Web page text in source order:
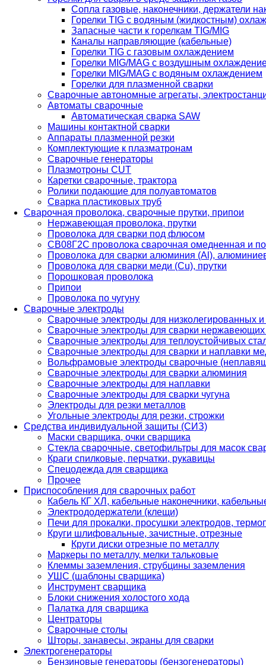
Сопла газовые, наконечники, держатели
Горелки TIG с водяным (жидкостным)
Запасные части к горелкам TIG/MIG
Каналы направляющие (кабельные)
Горелки TIG с газовым охлаждением
Горелки MIG/MAG с воздушным
Горелки MIG/MAG с водяным охлаждением
Горелки для плазменной сварки
Сварочные автономные агрегаты,
Автоматы сварочные
Автоматическая сварка SAW
Машины контактной сварки
Аппараты плазменной резки
Комплектующие к плазматронам
Сварочные генераторы
Плазмотроны CUT
Каретки сварочные, трактора
Ролики подающие для полуавтоматов
Сварка пластиковых труб
Сварочная проволока, сварочные прутки, припои
Нержавеющая проволока, прутки
Проволока для сварки под флюсом
СВ08Г2С проволока сварочная омедненная и
Проволока для сварки алюминия (Al),
Проволока для сварки меди (Cu), прутки
Порошковая проволока
Припои
Проволока по чугуну
Сварочные электроды
Сварочные электроды для низколегированных и
Сварочные электроды для сварки
Сварочные электроды для теплоустойчивых
Сварочные электроды для сварки и наплавки
Вольфрамовые электроды сварочные
Сварочные электроды для сварки алюминия
Сварочные электроды для наплавки
Сварочные электроды для сварки чугуна
Электроды для резки металлов
Угольные электроды для резки, строжки
Средства индивидуальной защиты (СИЗ)
Маски сварщика, очки сварщика
Стекла сварочные, светофильтры для масок
Краги спилковые, перчатки, рукавицы
Спецодежда для сварщика
Прочее
Приспособления для сварочных работ
Кабель КГ ХЛ, кабельные наконечники,
Электрододержатели (клещи)
Печи для прокалки, просушки электродов,
Круги шлифовальные, зачистные, отрезные
Круги диски отрезные по металлу
Маркеры по металлу, мелки тальковые
Клеммы заземления, струбцины заземления
УШС (шаблоны сварщика)
Инструмент сварщика
Блоки снижения холостого хода
Палатка для сварщика
Центраторы
Сварочные столы
Шторы, занавесы, экраны для сварки
Электрогенераторы
Бензиновые генераторы (бензогенераторы)